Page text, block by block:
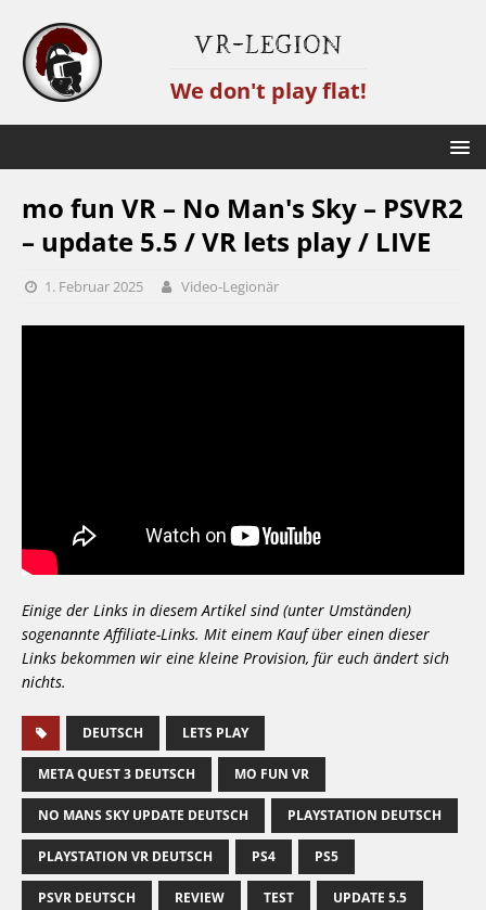
VR-Legion
We don't play flat!
mo fun VR – No Man's Sky – PSVR2
– update 5.5 / VR lets play / LIVE
1. Februar 2025 Video-Legionär
Einige der Links in diesem Artikel sind (unter Umständen)
sogenannte Affiliate-Links. Mit einem Kauf über einen dieser
Links bekommen wir eine kleine Provision, für euch ändert sich
nichts.
DEUTSCH LETS PLAY
META QUEST 3 DEUTSCH MO FUN VR
NO MANS SKY UPDATE DEUTSCH PLAYSTATION DEUTSCH
PLAYSTATION VR DEUTSCH PS4 PS5
PSVR DEUTSCH REVIEW TEST UPDATE 5.5